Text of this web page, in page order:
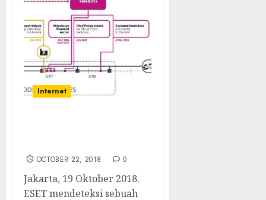
Internet
OCTOBER 22, 2018 0
Jakarta, 19 Oktober 2018.
ESET mendeteksi sebuah